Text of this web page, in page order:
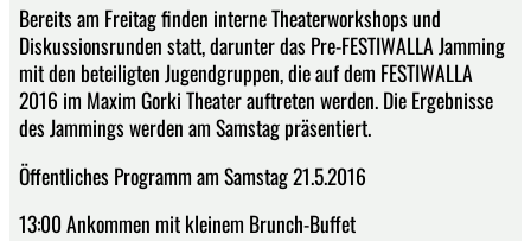
Bereits am Freitag finden interne Theaterworkshops und
Diskussionsrunden statt, darunter das Pre-FESTIWALLA Jamming
mit den beteiligten Jugendgruppen, die auf dem FESTIWALLA
2016 im Maxim Gorki Theater auftreten werden. Die Ergebnisse
des Jammings werden am Samstag präsentiert.
Öffentliches Programm am Samstag 21.5.2016
13:00 Ankommen mit kleinem Brunch-Buffet